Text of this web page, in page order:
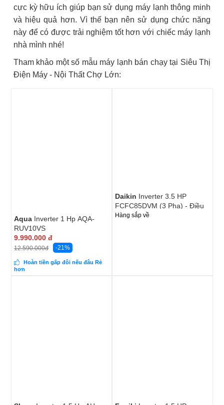
cực kỳ hữu ích giúp bạn sử dụng máy lạnh thông minh
và hiệu quả hơn. Vì thế bạn nên sử dụng chức năng
này để có được trải nghiệm tốt hơn với chiếc máy lạnh
nhà mình nhé!
Tham khảo một số mẫu máy lạnh bán chạy tại Siêu Thị
Điện Máy - Nội Thất Chợ Lớn:
Aqua Inverter 1 Hp AQA-
RUV10VS
9.990.000 đ
12.590.000đ -21%
Hoàn tiền gấp đôi nếu đâu Rẻ
hơn
Daikin Inverter 3.5 HP
FCFC85DVM (3 Pha) - Điều
Khiển Không Dây
Hàng sắp về